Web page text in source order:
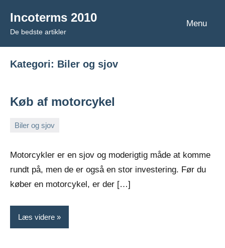
indhold
Incoterms 2010
De bedste artikler
Menu
Kategori: Biler og sjov
Køb af motorcykel
Biler og sjov
2022
Motorcykler er en sjov og moderigtig måde at komme
rundt på, men de er også en stor investering. Før du
køber en motorcykel, er der […]
Læs videre